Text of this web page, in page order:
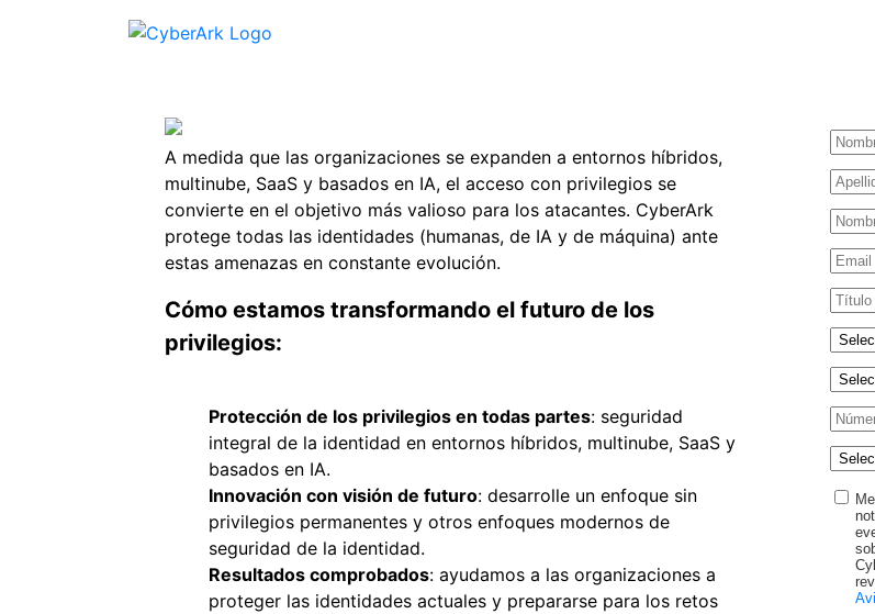
A medida que las organizaciones se expanden a entornos híbridos,
multinube, SaaS y basados en IA, el acceso con privilegios se
convierte en el objetivo más valioso para los atacantes. CyberArk
protege todas las identidades (humanas, de IA y de máquina) ante
estas amenazas en constante evolución.
Cómo estamos transformando el futuro de los
privilegios:
Protección de los privilegios en todas partes: seguridad
integral de la identidad en entornos híbridos, multinube, SaaS y
basados en IA.
Innovación con visión de futuro: desarrolle un enfoque sin
privilegios permanentes y otros enfoques modernos de
seguridad de la identidad.
Resultados comprobados: ayudamos a las organizaciones a
proteger las identidades actuales y prepararse para los retos